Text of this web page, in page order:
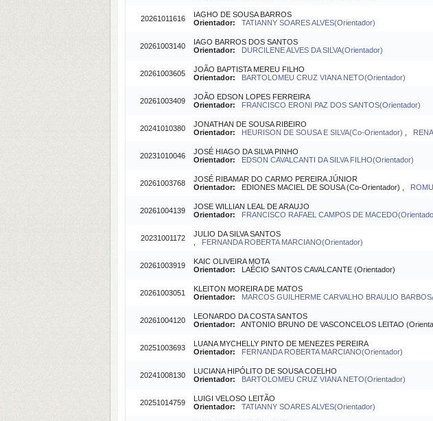
20261011616
IAGHO DE SOUSA BARROS
Orientador:
TATIANNY SOARES ALVES(Orientador)
20261003140
IAGO BARROS DOS SANTOS
Orientador:
DURCILENE ALVES DA SILVA(Orientador)
20261003605
JOÃO BAPTISTA MEREU FILHO
Orientador:
BARTOLOMEU CRUZ VIANA NETO(Orientador)
20261003409
JOÃO EDSON LOPES FERREIRA
Orientador:
FRANCISCO ERONI PAZ DOS SANTOS(Orientador)
20241010380
JONATHAN DE SOUSA RIBEIRO
Orientador:
HEURISON DE SOUSA E SILVA(Co-Orientador)
20231010046
JOSÉ HIAGO DA SILVA PINHO
Orientador:
EDSON CAVALCANTI DA SILVA FILHO(Orientador)
20261003768
JOSÉ RIBAMAR DO CARMO PEREIRA JÚNIOR
Orientador: EDIONES MACIEL DE SOUSA (Co-Orientador) ,
20261004139
JOSE WILLIAN LEAL DE ARAUJO
Orientador:
FRANCISCO RAFAEL CAMPOS DE
20231001172
JULIO DA SILVA SANTOS
FERNANDA ROBERTA MARCIANO(Orientador)
20261003919
KAIC OLIVEIRA MOTA
Orientador: LAÉCIO SANTOS CAVALCANTE (Orientador)
20261003051
KLEITON MOREIRA DE MATOS
Orientador:
MARCOS GUILHERME CARVALHO BRAULIO
20261004120
LEONARDO DA COSTA SANTOS
Orientador: ANTONIO BRUNO DE VASCONCELOS LEITAO
20251003693
LUANA MYCHELLY PINTO DE MENEZES PEREIRA
Orientador:
FERNANDA ROBERTA MARCIANO(Orientador)
20241008130
LUCIANA HIPÓLITO DE SOUSA COELHO
Orientador:
BARTOLOMEU CRUZ VIANA NETO(Orientador)
20251014759
LUIGI VELOSO LEITÃO
Orientador:
TATIANNY SOARES ALVES(Orientador)